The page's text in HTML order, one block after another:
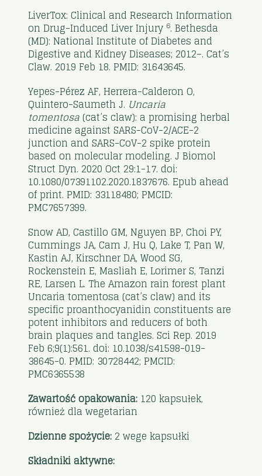
LiverTox: Clinical and Research Information
on Drug-Induced Liver Injury 6. Bethesda
(MD): National Institute of Diabetes and
Digestive and Kidney Diseases; 2012–. Cat’s
Claw. 2019 Feb 18. PMID: 31643645.
Yepes-Pérez AF, Herrera-Calderon O,
Quintero-Saumeth J. Uncaria
tomentosa(cat’s claw): a promising herbal
medicine against SARS-CoV-2/ACE-2
junction and SARS-CoV-2 spike protein
based on molecular modeling. J Biomol
Struct Dyn. 2020 Oct 29:1-17. doi:
10.1080/07391102.2020.1837676. Epub ahead
of print. PMID: 33118480; PMCID:
PMC7657399.
Snow AD, Castillo GM, Nguyen BP, Choi PY,
Cummings JA, Cam J, Hu Q, Lake T, Pan W,
Kastin AJ, Kirschner DA, Wood SG,
Rockenstein E, Masliah E, Lorimer S, Tanzi
RE, Larsen L. The Amazon rain forest plant
Uncaria tomentosa (cat’s claw) and its
specific proanthocyanidin constituents are
potent inhibitors and reducers of both
brain plaques and tangles. Sci Rep. 2019
Feb 6;9(1):561. doi: 10.1038/s41598-019-
38645-0. PMID: 30728442; PMCID:
PMC6365538
Zawartość opakowania: 120 kapsułek,
również dla wegetarian
Dzienne spożycie: 2 wege kapsułki
Składniki aktywne: